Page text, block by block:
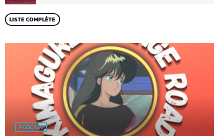
LISTE COMPLÈTE
PODCAST